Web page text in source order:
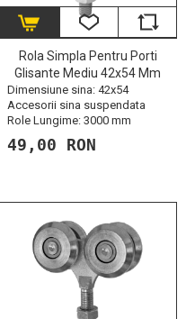
Rola Simpla Pentru Porti
Glisante Mediu 42x54 Mm
Dimensiune sina: 42x54
Accesorii sina suspendata
Role Lungime: 3000 mm
49,00 RON